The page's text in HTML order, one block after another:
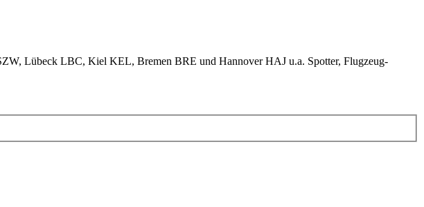
Lübeck LBC, Kiel KEL, Bremen BRE und Hannover HAJ u.a. Spotter, Flugzeug-